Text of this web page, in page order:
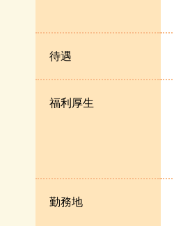
待遇
福利厚生
勤務地